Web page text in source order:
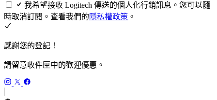
我希望接收 Logitech 傳送的個人化行銷訊息。您可以隨
時取消訂閱。查看我們的隱私權政策 。
感謝您的登記！
請留意收件匣中的歡迎優惠。